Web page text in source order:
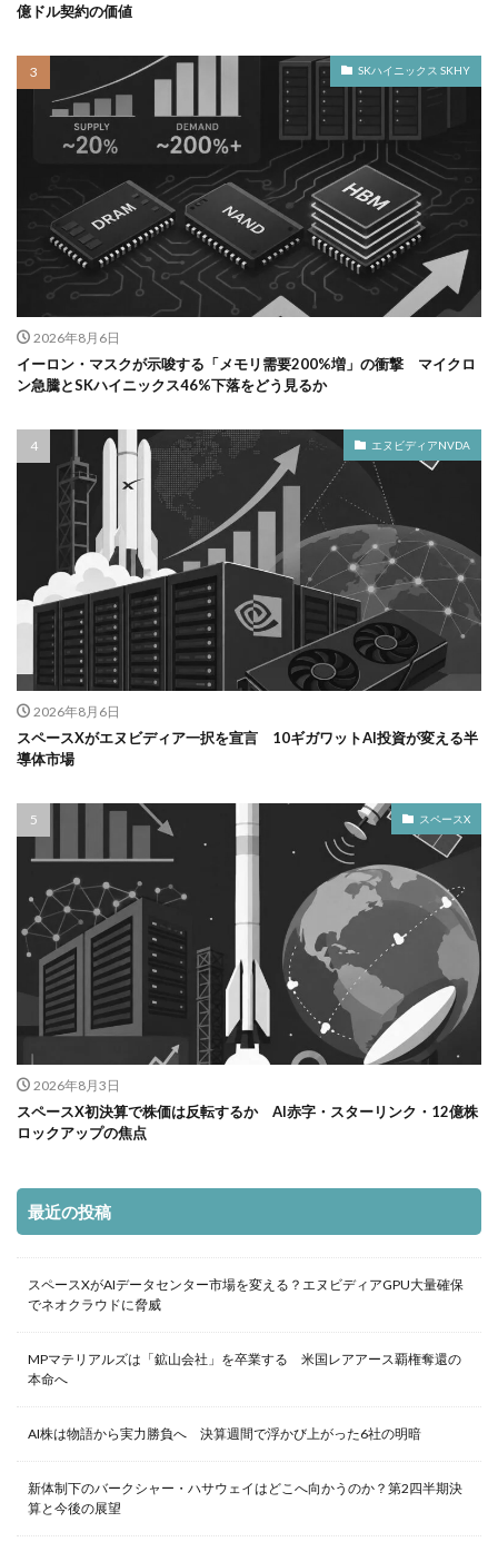
億ドル契約の価値
SKハイニックス SKHY
2026年8月6日
イーロン・マスクが示唆する「メモリ需要200%増」の衝撃 マイクロ
ン急騰とSKハイニックス46%下落をどう見るか
エヌビディアNVDA
2026年8月6日
スペースXがエヌビディア一択を宣言 10ギガワットAI投資が変える半
導体市場
スペースX
2026年8月3日
スペースX初決算で株価は反転するか AI赤字・スターリンク・12億株
ロックアップの焦点
最近の投稿
スペースXがAIデータセンター市場を変える？エヌビディアGPU大量確保
でネオクラウドに脅威
MPマテリアルズは「鉱山会社」を卒業する 米国レアアース覇権奪還の
本命へ
AI株は物語から実力勝負へ 決算週間で浮かび上がった6社の明暗
新体制下のバークシャー・ハサウェイはどこへ向かうのか？第2四半期決
算と今後の展望